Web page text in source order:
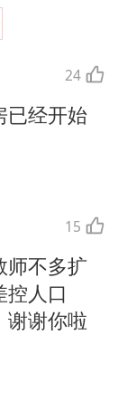
24
已经开始
15
师不多扩
控人口
谢谢你啦